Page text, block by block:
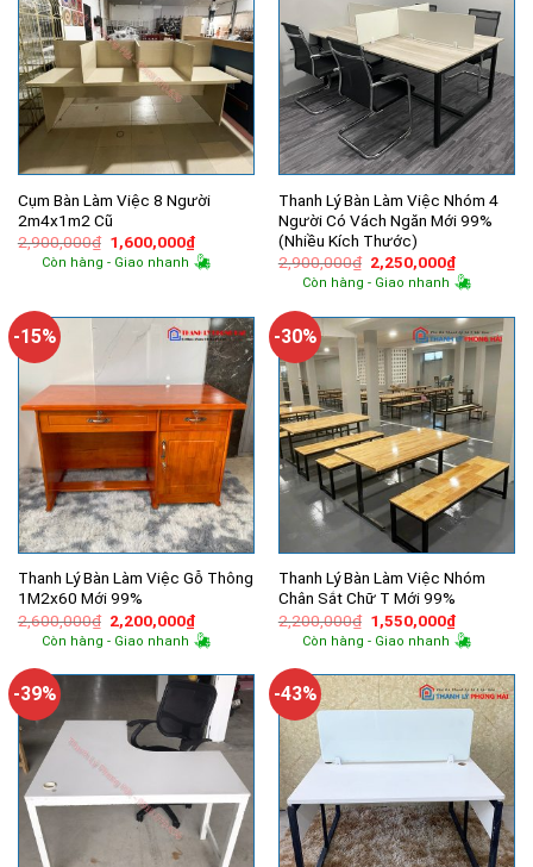
Cụm Bàn Làm Việc 8 Người
2m4x1m2 Cũ
2,900,000₫ Giá
gốc
là:
1,600,000₫Giá
hiện
tại
Còn hàng - Giao nhanh
Thanh Lý Bàn Làm Việc Nhóm 4
Người Có Vách Ngăn Mới 99%
(Nhiều Kích Thước)
2,900,000₫ Giá
gốc
là:
2,250,000₫Giá
hiện
tại
Còn hàng - Giao nhanh
-15%
Thanh Lý Bàn Làm Việc Gỗ Thông
1M2x60 Mới 99%
2,600,000₫ Giá
gốc
là:
2,200,000₫Giá
hiện
tại
2,200,000₫.
Còn hàng - Giao nhanh
-30%
Thanh Lý Bàn Làm Việc Nhóm
Chân Sắt Chữ T Mới 99%
2,200,000₫ Giá
gốc
là:
1,550,000₫Giá
hiện
tại
Còn hàng - Giao nhanh
-39% -43%